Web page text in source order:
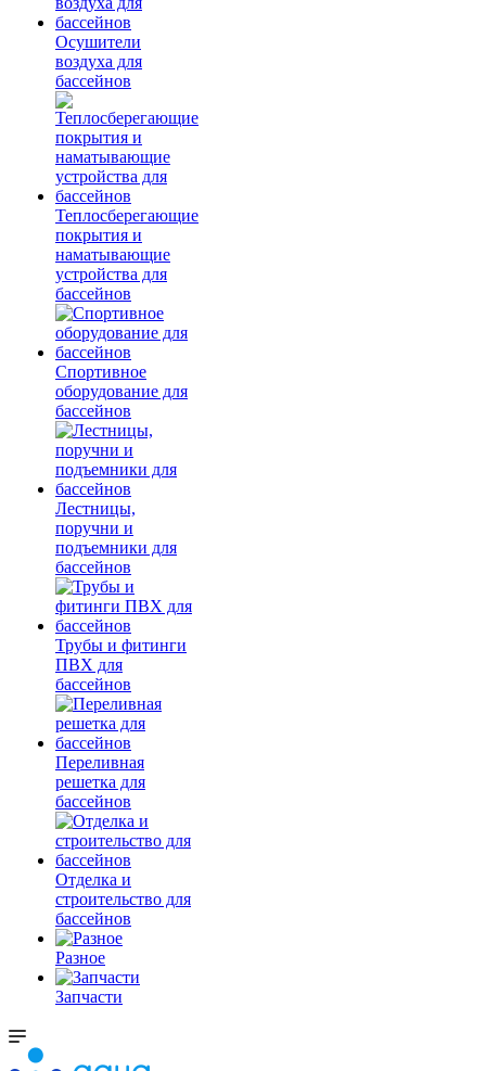
Осушители
воздуха для
бассейнов
Теплосберегающие
покрытия и
наматывающие
устройства для
бассейнов
Спортивное
оборудование для
бассейнов
Лестницы,
поручни и
подъемники для
бассейнов
Трубы и фитинги
ПВХ для
бассейнов
Переливная
решетка для
бассейнов
Отделка и
строительство для
бассейнов
Разное
Запчасти